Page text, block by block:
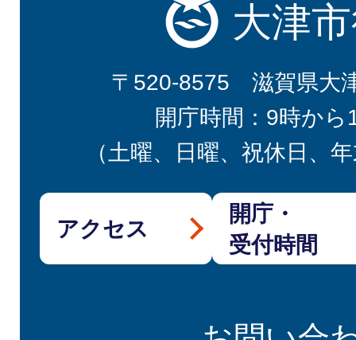
大津
〒520-8575 滋賀県大
開庁時間：9時から
（土曜、日曜、祝休日、
アクセス
開庁・
受付時間